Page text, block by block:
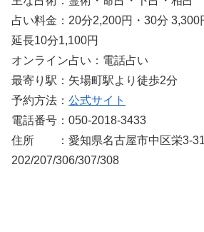
占い料金：20分2,200円・30分 3,300
延長10分1,100円
オンライン占い：電話占い
最寄り駅：矢場町駅より徒歩2分
予約方法： 公式サイト
電話番号：050-2018-3433
住所 ：愛知県名古屋市中区栄3-
202/207/306/307/308